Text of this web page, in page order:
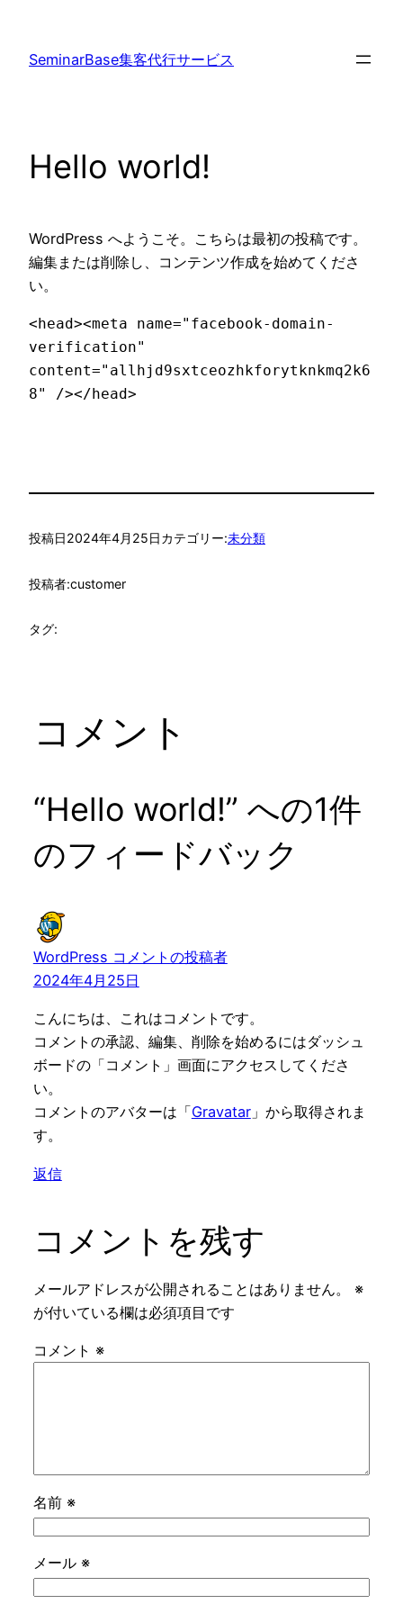
SeminarBase集客代行サービス
Hello world!
WordPress へようこそ。こちらは最初の投稿です。
編集または削除し、コンテンツ作成を始めてくださ
い。
<head><meta name="facebook-domain-
verification"
content="allhjd9sxtceozhkforytknkmq2k6
8" /></head>
投稿日2024年4月25日カテゴリー:未分類
投稿者:customer
タグ:
コメント
“Hello world!” への1件
のフィードバック
WordPress コメントの投稿者
2024年4月25日
こんにちは、これはコメントです。
コメントの承認、編集、削除を始めるにはダッシュ
ボードの「コメント」画面にアクセスしてくださ
い。
コメントのアバターは「Gravatar」から取得されま
す。
返信
コメントを残す
メールアドレスが公開されることはありません。
※
が付いている欄は必須項目です
コメント ※
名前 ※
メール ※